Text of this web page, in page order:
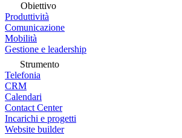
Obiettivo
Produttività
Comunicazione
Mobilità
Gestione e leadership
Strumento
Telefonia
CRM
Calendari
Contact Center
Incarichi e progetti
Website builder